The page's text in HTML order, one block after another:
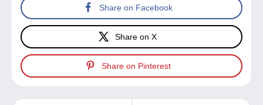
Share on Facebook
Share on X
Share on Pinterest